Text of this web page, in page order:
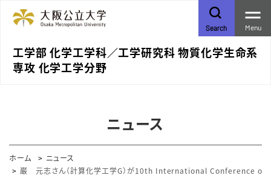
工学部 化学工学科／⼯学研究科 物質化学⽣命系
専攻 化学⼯学分野
Search Menu
ニュース
ホーム
ニュース
巌 元志さん（計算化学工学G）が10th International Conference